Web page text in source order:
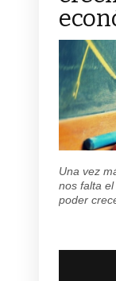
Una vez
nos falta
poder